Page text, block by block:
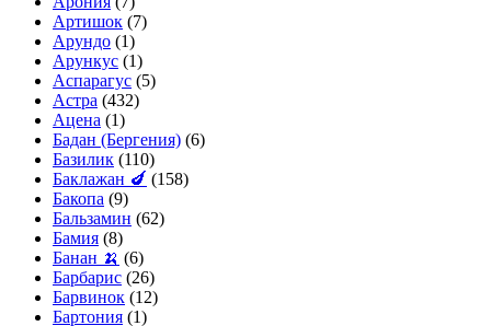
Артишок (7)
Арундо (1)
Арункус (1)
Аспарагус (5)
Астра (432)
Ацена (1)
Бадан (Бергения) (6)
Базилик (110)
Баклажан 🍆 (158)
Бакопа (9)
Бальзамин (62)
Бамия (8)
Банан 🍌 (6)
Барбарис (26)
Барвинок (12)
Бартония (1)